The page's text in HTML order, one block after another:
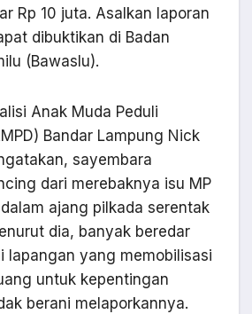
Rp 10 juta. Asalkan laporan
dibuktikan di Badan
(Bawaslu).
Anak Muda Peduli
Bandar Lampung Nick
sayembara
dari merebaknya isu MP
ajang pilkada serentak
dia, banyak beredar
lapangan yang memobilisasi
untuk kepentingan
berani melaporkannya.